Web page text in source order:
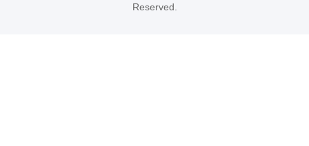
Reserved.